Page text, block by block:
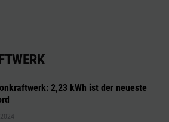
2,23 kWh ist der neueste